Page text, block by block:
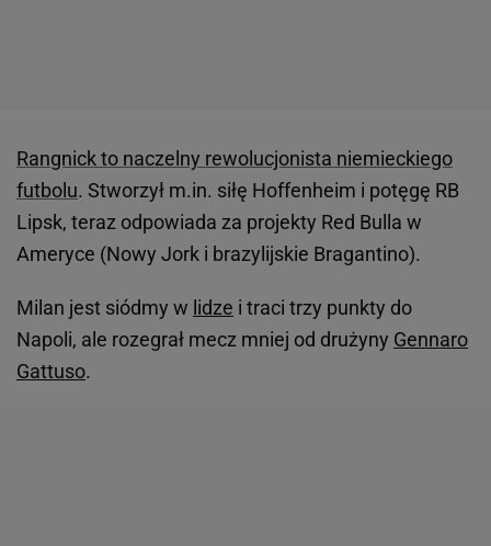
Rangnick to naczelny rewolucjonista niemieckiego
futbolu. Stworzył m.in. siłę Hoffenheim i potęgę RB
Lipsk, teraz odpowiada za projekty Red Bulla w
Ameryce (Nowy Jork i brazylijskie Bragantino).
Milan jest siódmy w lidze i traci trzy punkty do
Napoli, ale rozegrał mecz mniej od drużyny Gennaro
Gattuso.